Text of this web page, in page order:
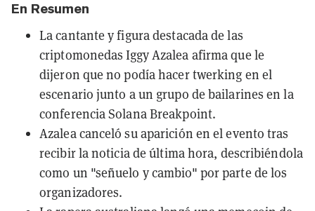
En Resumen
La cantante y figura destacada de las
criptomonedas Iggy Azalea afirma que le
dijeron que no podía hacer twerking en el
escenario junto a un grupo de bailarines en la
conferencia Solana Breakpoint.
Azalea canceló su aparición en el evento tras
recibir la noticia de última hora, describiéndola
como un "señuelo y cambio" por parte de los
organizadores.